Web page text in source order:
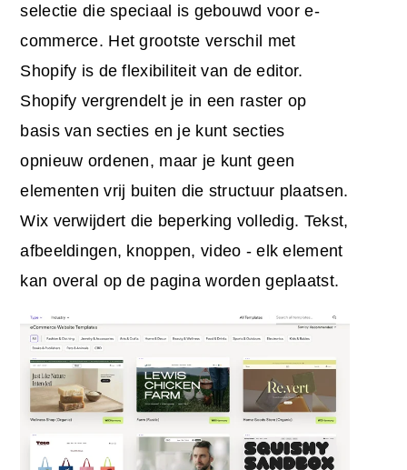
selectie die speciaal is gebouwd voor e-
commerce. Het grootste verschil met
Shopify is de flexibiliteit van de editor.
Shopify vergrendelt je in een raster op
basis van secties en je kunt secties
opnieuw ordenen, maar je kunt geen
elementen vrij buiten die structuur plaatsen.
Wix verwijdert die beperking volledig. Tekst,
afbeeldingen, knoppen, video - elk element
kan overal op de pagina worden geplaatst.